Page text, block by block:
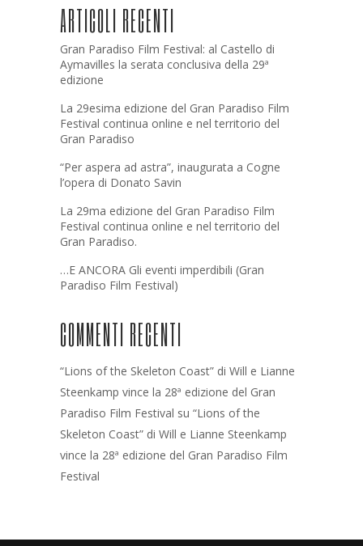
ARTICOLI RECENTI
Gran Paradiso Film Festival: al Castello di
Aymavilles la serata conclusiva della 29ª
edizione
La 29esima edizione del Gran Paradiso Film
Festival continua online e nel territorio del
Gran Paradiso
“Per aspera ad astra”, inaugurata a Cogne
l’opera di Donato Savin
La 29ma edizione del Gran Paradiso Film
Festival continua online e nel territorio del
Gran Paradiso.
…E ANCORA Gli eventi imperdibili (Gran
Paradiso Film Festival)
COMMENTI RECENTI
“Lions of the Skeleton Coast” di Will e Lianne
Steenkamp vince la 28ª edizione del Gran
Paradiso Film Festival su “Lions of the
Skeleton Coast” di Will e Lianne Steenkamp
vince la 28ª edizione del Gran Paradiso Film
Festival